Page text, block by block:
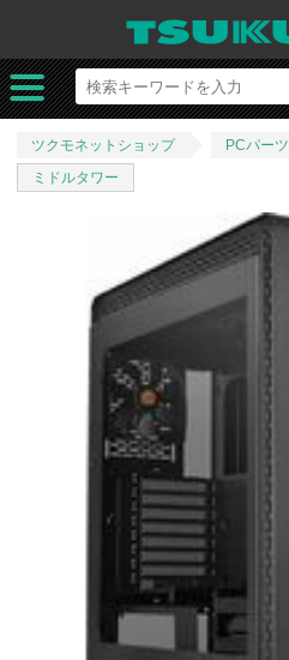
ツクモネットショップ PCパーツ
ミドルタワー